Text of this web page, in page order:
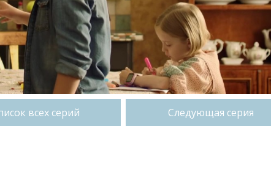
всех серий Следующая серия